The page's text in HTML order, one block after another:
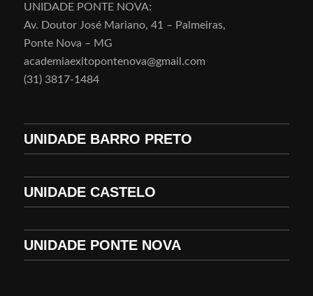
UNIDADE PONTE NOVA:
Av. Doutor José Mariano, 41 – Palmeiras,
Ponte Nova – MG
academiaexitopontenova@gmail.com
(31) 3817-1484
UNIDADE BARRO PRETO
UNIDADE CASTELO
UNIDADE PONTE NOVA